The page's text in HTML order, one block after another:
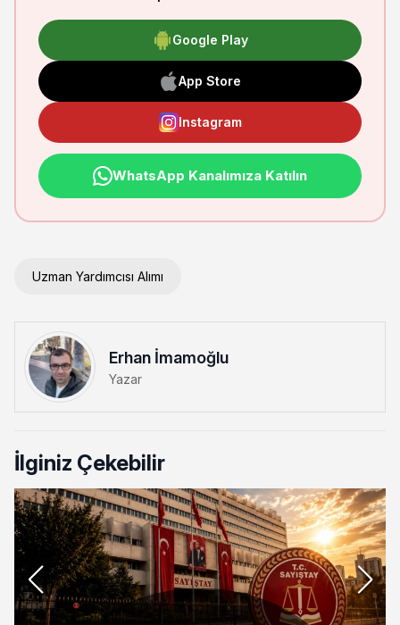
Google Play
App Store
Instagram
WhatsApp Kanalımıza Katılın
Uzman Yardımcısı Alımı
Erhan İmamoğlu
Yazar
İlginiz Çekebilir